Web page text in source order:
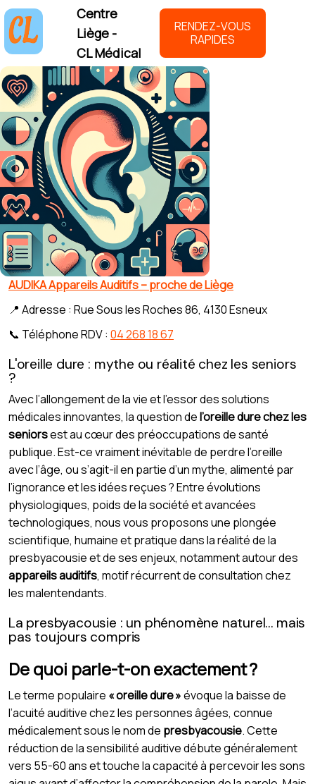
Centre
Liège -
CL Médical
RENDEZ-VOUS
RAPIDES
AUDIKA Appareils Auditifs – proche de Liège
📍 Adresse : Rue Sous les Roches 86, 4130 Esneux
📞 Téléphone RDV : 04 268 18 67
L'oreille dure : mythe ou réalité chez les seniors
?
Avec l’allongement de la vie et l’essor des solutions
médicales innovantes, la question del’oreille dure chez les
seniorsest au cœur des préoccupations de santé
publique. Est-ce vraiment inévitable de perdre l’oreille
avec l’âge, ou s’agit-il en partie d’un mythe, alimenté par
l’ignorance et les idées reçues ? Entre évolutions
physiologiques, poids de la société et avancées
technologiques, nous vous proposons une plongée
scientifique, humaine et pratique dans la réalité de la
presbyacousie et de ses enjeux, notamment autour des
appareils auditifs, motif récurrent de consultation chez
les malentendants.
La presbyacousie : un phénomène naturel… mais
pas toujours compris
De quoi parle-t-on exactement ?
Le terme populaire « oreille dure »évoque la baisse de
l’acuité auditive chez les personnes âgées, connue
médicalement sous le nom de presbyacousie. Cette
réduction de la sensibilité auditive débute généralement
vers 55-60 ans et touche la capacité à percevoir les sons